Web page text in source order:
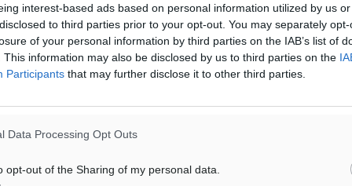
interest-based ads based on personal information utilized by us
to third parties prior to your opt-out. You may separately
of your personal information by third parties on the IAB’s list of
This information may also be disclosed by us to third parties on the
Participants that may further disclose it to other third parties.
Data Processing Opt Outs
opt-out of the Sharing of my personal data.